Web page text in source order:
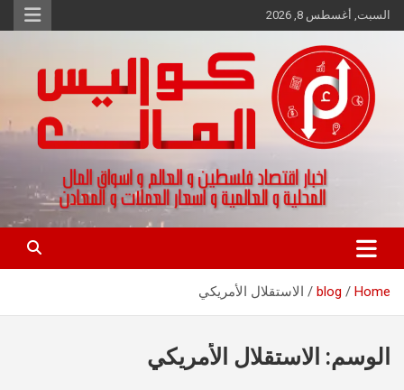
Skip
to
السبت, أغسطس 8, 2026
كواليس المال
اخبار اقتصاد فلسطين و العالم و تقارير اسواق المال و العملات
Home
blog الاستقلال الأمريكي
الوسم: الاستقلال الأمريكي